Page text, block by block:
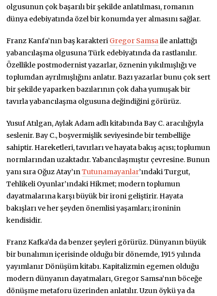
olgusunun çok başarılı bir şekilde anlatılması, romanın
dünya edebiyatında özel bir konumda yer almasını sağlar.
Franz Kanfa’nın baş karakteri Gregor Samsaile anlattığı
yabancılaşma olgusuna Türk edebiyatında da rastlanılır.
Özellikle postmodernist yazarlar, öznenin yıkılmışlığı ve
toplumdan ayrılmışlığını anlatır. Bazı yazarlar bunu çok sert
bir şekilde yaparken bazılarının çok daha yumuşak bir
tavırla yabancılaşma olgusuna değindiğini görürüz.
Yusuf Atılgan, Aylak Adam adlı kitabında Bay C. aracılığıyla
seslenir. Bay C., boşvermişlik seviyesinde bir tembelliğe
sahiptir. Hareketleri, tavırları ve hayata bakış açısı; toplumun
normlarından uzaktadır. Yabancılaşmıştır çevresine. Bunun
yanı sıra Oğuz Atay’ınTutunamayanlar’ındaki Turgut,
Tehlikeli Oyunlar’ındaki Hikmet; modern toplumun
dayatmalarına karşı büyük bir ironi geliştirir. Hayata
bakışları ve her şeyden önemlisi yaşamları; ironinin
kendisidir.
Franz Kafka’da da benzer şeyleri görürüz. Dünyanın büyük
bir bunalımın içerisinde olduğu bir dönemde, 1915 yılında
yayımlanır Dönüşüm kitabı. Kapitalizmin egemen olduğu
modern dünyanın dayatmaları, Gregor Samsa’nın böceğe
dönüşme metaforu üzerinden anlatılır. Uzun öykü ya da